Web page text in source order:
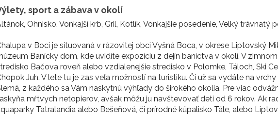
sport a zábava v okolí
Ohnisko, Vonkajší krb, Gril, Kotlík, Vonkajšie posedenie, Velký trávnatý
v Boci je situovaná v rázovitej obci Vyšná Boca, v okrese Liptovský
Banícky dom, kde uvidíte expozíciu z dejín baníctva v okolí. V
Bačova roveň alebo vzdialenejšie stredisko v Polomke, Táloch, Ski
Juh. V lete tu je zas veľa možností na turistiku. Či už sa vydáte na
z každého sa Vám naskytnú výhľady do širokého okolia. Pre viac
mŕtvych netopierov, avšak môžu ju navštevovať deti od 6 rokov. Ak
Tatralandia alebo Bešeňová, či prírodné kúpalisko Tále, alebo